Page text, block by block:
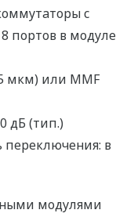
с
портов в модуле
мкм) или MMF
дБ (тип.)
переключения: в
модулями